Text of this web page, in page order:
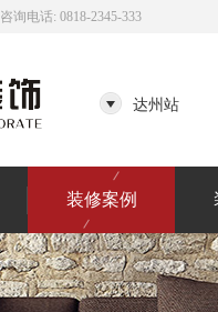
咨询电话: 0818-2345-333
达州站
装修案例